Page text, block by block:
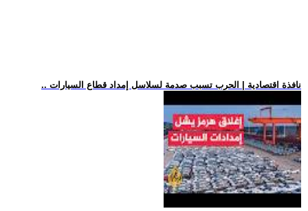
.. نافذة اقتصادية | الحرب تسبب صدمة لسلاسل إمداد قطاع السيارات